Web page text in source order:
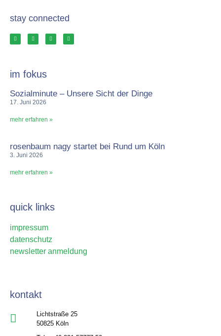
stay connected
im fokus
Sozialminute – Unsere Sicht der Dinge
17. Juni 2026
mehr erfahren »
rosenbaum nagy startet bei Rund um Köln
3. Juni 2026
mehr erfahren »
quick links
impressum
datenschutz
newsletter anmeldung
kontakt
Lichtstraße 25
50825 Köln